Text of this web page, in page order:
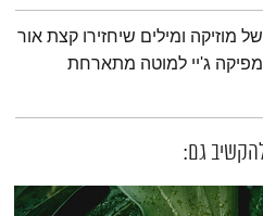
מוזיקה ומילים שיחזירו קצת אור
ג'יי למוטה מתארחת
גם: